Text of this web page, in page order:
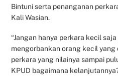
Bintuni serta penanganan
Kali Wasian.
“Jangan hanya perkara kecil
mengorbankan orang kecil yang
perkara yang nilainya sampai
KPUD bagaimana